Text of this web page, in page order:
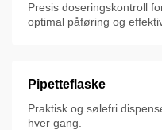
Presis doseringskontroll
optimal påføring og
Pipetteflaske
Praktisk og sølefri
hver gang.